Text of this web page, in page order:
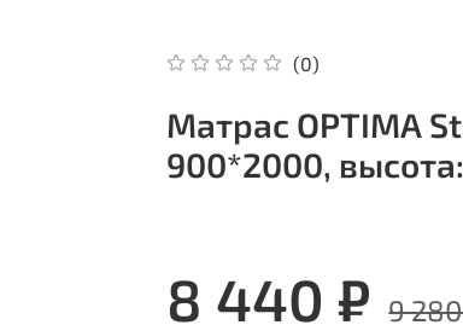
(0)
Матрас OPTIMA
900*2000,
8 440 ₽ 9